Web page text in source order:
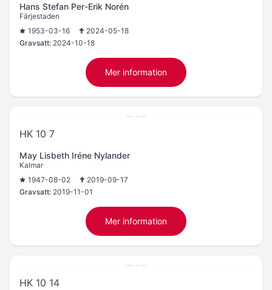
Hans Stefan Per-Erik Norén
Färjestaden
1953-03-16
2024-05-18
Gravsatt: 2024-10-18
Mer information
HK 10 7
May Lisbeth Iréne Nylander
Kalmar
1947-08-02
2019-09-17
Gravsatt: 2019-11-01
Mer information
HK 10 14